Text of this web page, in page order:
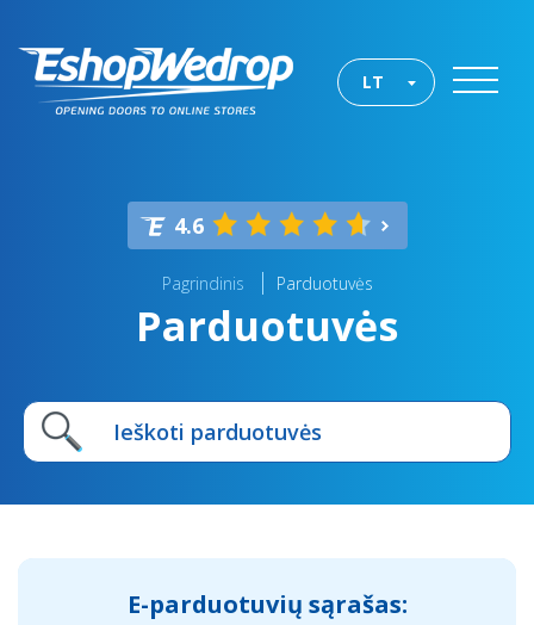
LT
4.6
Pagrindinis Parduotuvės
Parduotuvės
E-parduotuvių sąrašas: